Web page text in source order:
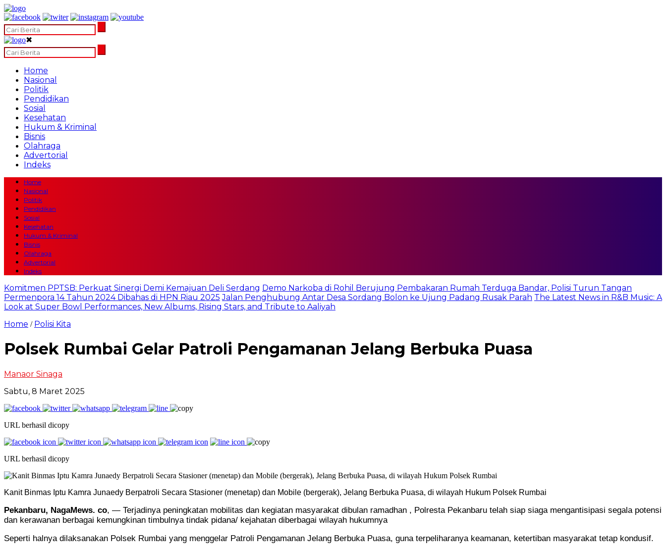
✖
Home
Nasional
Politik
Pendidikan
Sosial
Kesehatan
Hukum & Kriminal
Bisnis
Olahraga
Advertorial
Indeks
Home
Nasional
Politik
Pendidikan
Sosial
Kesehatan
Hukum & Kriminal
Bisnis
Olahraga
Advertorial
Indeks
Komitmen PPTSB: Perkuat Sinergi Demi Kemajuan Deli Serdang Demo Narkoba di Rohil Berujung Pembakaran Rumah Terduga Bandar, Polisi Turun Tangan
Permenpora 14 Tahun 2024 Dibahas di HPN Riau 2025 Jalan Penghubung Antar Desa Sordang Bolon ke Ujung Padang Rusak Parah The Latest News in R&B Music: A
Look at Super Bowl Performances, New Albums, Rising Stars, and Tribute to Aaliyah
Home / Polisi Kita
Polsek Rumbai Gelar Patroli Pengamanan Jelang Berbuka Puasa
Manaor Sinaga
Sabtu, 8 Maret 2025
URL berhasil dicopy
URL berhasil dicopy
Kanit Binmas Iptu Kamra Junaedy Berpatroli Secara Stasioner (menetap) dan Mobile (bergerak), Jelang Berbuka Puasa, di wilayah Hukum Polsek Rumbai
Pekanbaru, NagaMews. co, — Terjadinya peningkatan mobilitas dan kegiatan masyarakat dibulan ramadhan , Polresta Pekanbaru telah siap siaga mengantisipasi segala potensi
dan kerawanan berbagai kemungkinan timbulnya tindak pidana/ kejahatan diberbagai wilayah hukumnya
Seperti halnya dilaksanakan Polsek Rumbai yang menggelar Patroli Pengamanan Jelang Berbuka Puasa, guna terpeliharanya keamanan, ketertiban masyarakat tetap kondusif.